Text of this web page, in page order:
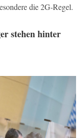
die 2G-Regel.
stehen hinter